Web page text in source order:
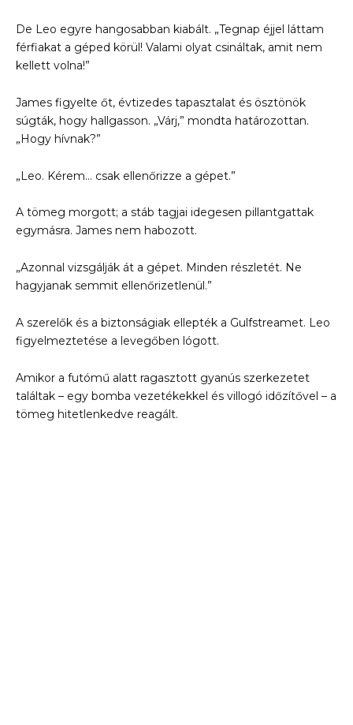
De Leo egyre hangosabban kiabált. „Tegnap éjjel láttam
férfiakat a géped körül! Valami olyat csináltak, amit nem
kellett volna!”
James figyelte őt, évtizedes tapasztalat és ösztönök
súgták, hogy hallgasson. „Várj,” mondta határozottan.
„Hogy hívnak?”
„Leo. Kérem… csak ellenőrizze a gépet.”
A tömeg morgott; a stáb tagjai idegesen pillantgattak
egymásra. James nem habozott.
„Azonnal vizsgálják át a gépet. Minden részletét. Ne
hagyjanak semmit ellenőrizetlenül.”
A szerelők és a biztonságiak ellepték a Gulfstreamet. Leo
figyelmeztetése a levegőben lógott.
Amikor a futómű alatt ragasztott gyanús szerkezetet
találtak – egy bomba vezetékekkel és villogó időzítővel – a
tömeg hitetlenkedve reagált.